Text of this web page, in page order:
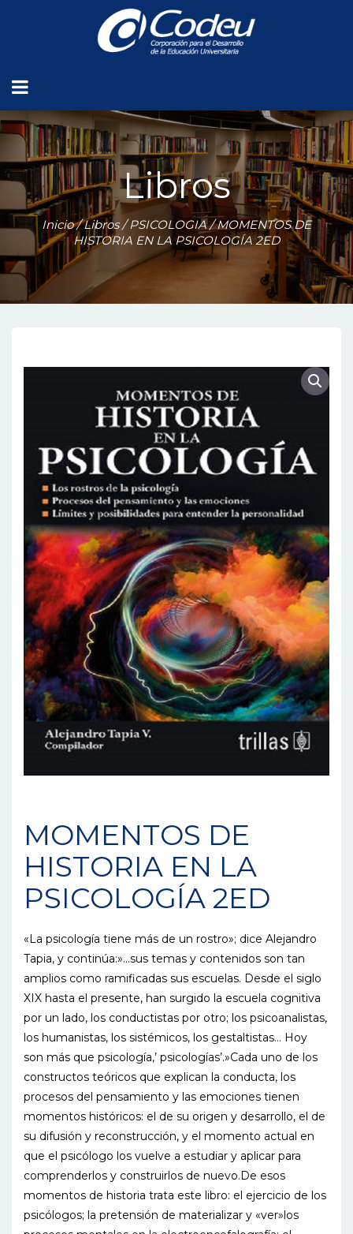
Libros
Inicio/Libros/PSICOLOGIA/ MOMENTOS DE
HISTORIA EN LA PSICOLOGÍA 2ED
MOMENTOS DE
HISTORIA EN LA
PSICOLOGÍA 2ED
«La psicología tiene más de un rostro»; dice Alejandro
Tapia, y continúa:»…sus temas y contenidos son tan
amplios como ramificadas sus escuelas. Desde el siglo
XIX hasta el presente, han surgido la escuela cognitiva
por un lado, los conductistas por otro; los psicoanalistas,
los humanistas, los sistémicos, los gestaltistas… Hoy
son más que psicología,’ psicologías’.»Cada uno de los
constructos teóricos que explican la conducta, los
procesos del pensamiento y las emociones tienen
momentos históricos: el de su origen y desarrollo, el de
su difusión y reconstrucción, y el momento actual en
que el psicólogo los vuelve a estudiar y aplicar para
comprenderlos y construirlos de nuevo.De esos
momentos de historia trata este libro: el ejercicio de los
psicólogos; la pretensión de materializar y «ver»los